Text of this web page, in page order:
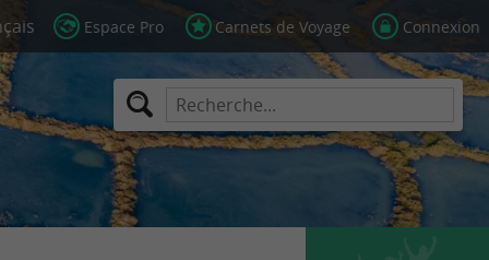
Espace Pro Carnets de Voyage Connexion